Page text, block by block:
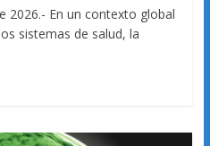
2026.- En un contexto global
sistemas de salud, la